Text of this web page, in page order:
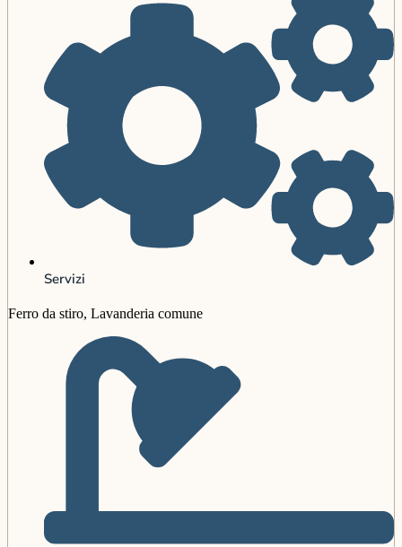
Servizi
Ferro da stiro, Lavanderia comune